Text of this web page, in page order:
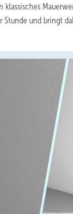
Stunde und bringt